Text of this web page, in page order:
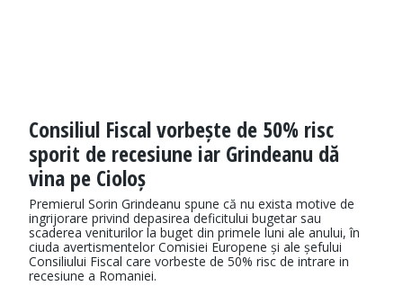
Consiliul Fiscal vorbește de 50% risc
sporit de recesiune iar Grindeanu dă
vina pe Cioloș
Premierul Sorin Grindeanu spune că nu exista motive de
ingrijorare privind depasirea deficitului bugetar sau
scaderea veniturilor la buget din primele luni ale anului, în
ciuda avertismentelor Comisiei Europene și ale șefului
Consiliului Fiscal care vorbeste de 50% risc de intrare in
recesiune a Romaniei.